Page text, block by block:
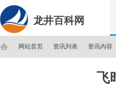
龙井百科网
网站首页 资讯列表 资讯内容
飞